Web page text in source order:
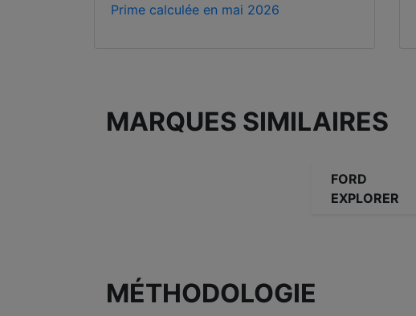
Prime calculée en mai 2026
MARQUES SIMILAIRES
FORD
EXPLORER
MÉTHODOLOGIE